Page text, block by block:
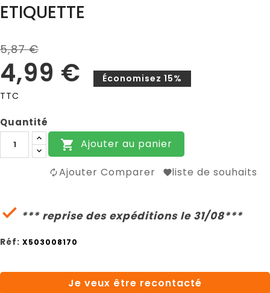
ETIQUETTE
5,87 €
4,99 €
Économisez 15%
TTC
Quantité
 Ajouter au panier
Ajouter Comparer liste de souhaits
 *** reprise des expéditions le 31/08***
Réf: X503008170
Je veux être recontacté